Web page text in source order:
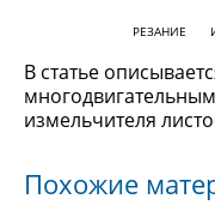
РЕЗАНИЕ
В статье
измельчителя
Похожие